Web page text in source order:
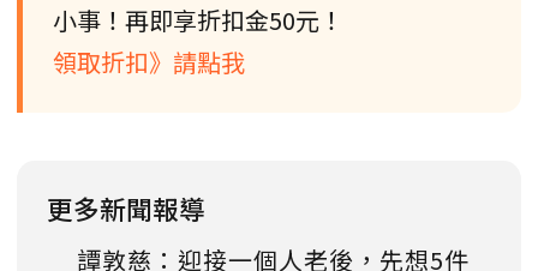
小事！再即享折扣金50元！
領取折扣》請點我
更多新聞報導
譚敦慈：迎接一個人老後，先想5件